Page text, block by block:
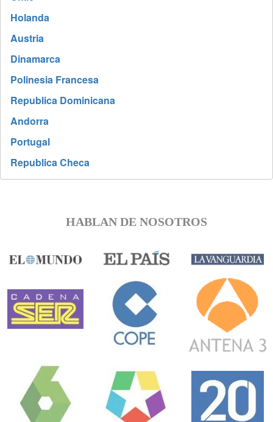
Holanda
Austria
Dinamarca
Polinesia Francesa
Republica Dominicana
Andorra
Portugal
Republica Checa
HABLAN DE NOSOTROS